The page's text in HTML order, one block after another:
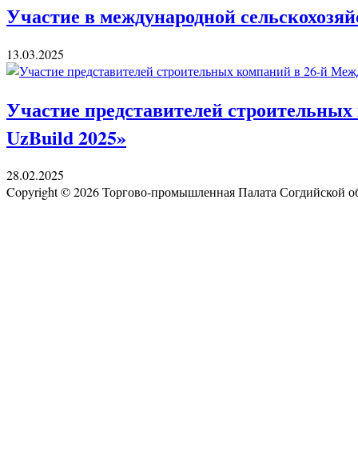
Участие в международной
13.03.2025
Участие представителей
UzBuild 2025»
28.02.2025
Copyright © 2026 Торгово-промышленная Палата Согдийской